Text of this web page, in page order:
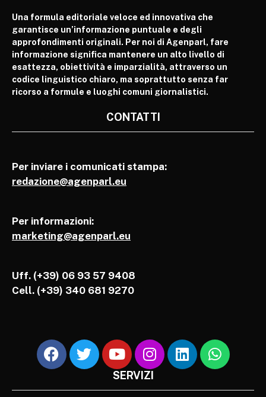
Una formula editoriale veloce ed innovativa che
garantisce un’informazione puntuale e degli
approfondimenti originali. Per noi di Agenparl, fare
informazione significa mantenere un alto livello di
esattezza, obiettività e imparzialità, attraverso un
codice linguistico chiaro, ma soprattutto senza far
ricorso a formule e luoghi comuni giornalistici.
CONTATTI
Per inviare i comunicati stampa:
redazione@agenparl.eu
Per informazioni:
marketing@agenparl.eu
Uff. (+39) 06 93 57 9408
Cell. (+39) 340 681 9270
SERVIZI